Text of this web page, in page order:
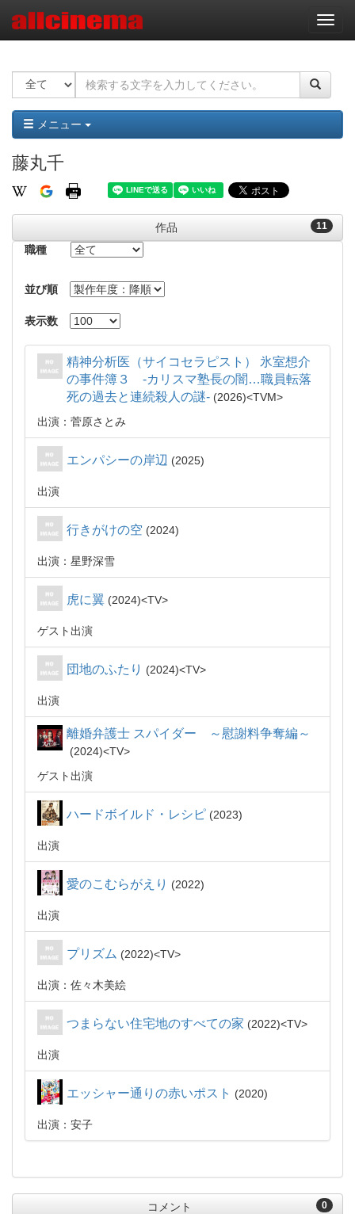
ナ
ビ
ー
ョ
ン
メニュー
藤丸千
11
作品
職種
並び順
表示数
精神分析医（サイコセラピスト） 氷室想介
の事件簿３ -カリスマ塾長の闇…職員転落
死の過去と連続殺人の謎-
2026
TVM
出演：菅原さとみ
エンパシーの岸辺 2025
出演
行きがけの空 2024
出演：星野深雪
虎に翼 2024 TV
ゲスト出演
団地のふたり 2024 TV
出演
離婚弁護士 スパイダー ～慰謝料争奪編～
2024
TV
ゲスト出演
ハードボイルド・レシピ 2023
出演
愛のこむらがえり 2022
出演
プリズム 2022 TV
出演：佐々木美絵
つまらない住宅地のすべての家 2022 TV
出演
エッシャー通りの赤いポスト 2020
出演：安子
0
コメント